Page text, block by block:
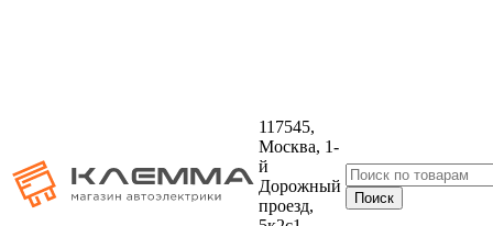
117545,
Москва, 1-
й
Дорожный
проезд,